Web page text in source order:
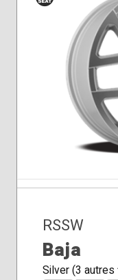
Siège
conique
RSSW
Baja
Silver (3